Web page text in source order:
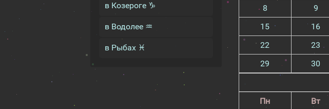
в Козероге ♑
в Водолее ♒
в Рыбах ♓
8
9
15
16
22
23
29
30
Пн
Вт